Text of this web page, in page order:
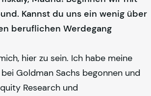
Kannst du uns ein wenig über
beruflichen Werdegang
hier zu sein. Ich habe meine
Goldman Sachs begonnen und
Research und